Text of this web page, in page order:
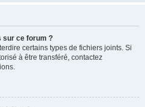
sur ce forum ?
certains types de fichiers joints. Si
à être transféré, contactez